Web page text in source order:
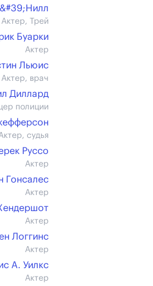
Актер, Трей
Буарки
Актер
Льюис
Актер, врач
Диллард
полиции
судья
Руссо
Актер
Гонсалес
Актер
Актер
Логгинс
Актер
А. Уилкс
Актер